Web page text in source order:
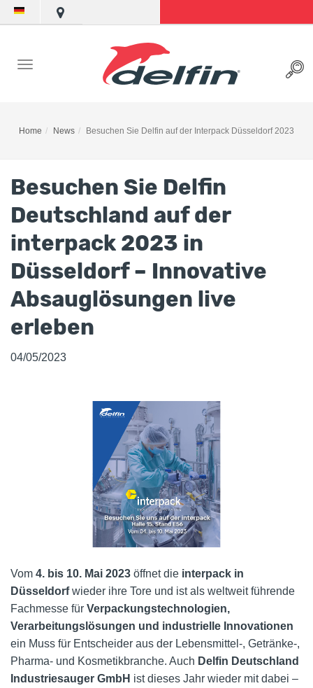
Home News Besuchen Sie Delfin auf der Interpack Düsseldorf 2023
Besuchen Sie Delfin
Deutschland auf der
interpack 2023 in
Düsseldorf – Innovative
Absauglösungen live
erleben
04/05/2023
Vom 4. bis 10. Mai 2023 öffnet die interpack in
Düsseldorfwieder ihre Tore und ist als weltweit führende
Fachmesse für Verpackungstechnologien,
Verarbeitungslösungen und industrielle Innovationen
ein Muss für Entscheider aus der Lebensmittel-, Getränke-,
Pharma- und Kosmetikbranche. Auch Delfin Deutschland
Industriesauger GmbH ist dieses Jahr wieder mit dabei –